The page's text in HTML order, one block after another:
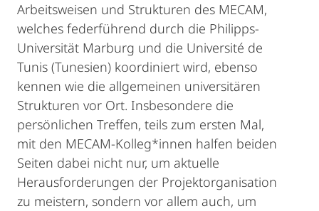
Arbeitsweisen und Strukturen des MECAM,
welches federführend durch die Philipps-
Universität Marburg und die Université de
Tunis (Tunesien) koordiniert wird, ebenso
kennen wie die allgemeinen universitären
Strukturen vor Ort. Insbesondere die
persönlichen Treffen, teils zum ersten Mal,
mit den MECAM-Kolleg*innen halfen beiden
Seiten dabei nicht nur, um aktuelle
Herausforderungen der Projektorganisation
zu meistern, sondern vor allem auch, um